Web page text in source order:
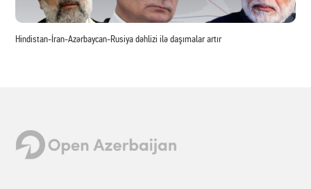
Hindistan-İran-Azərbaycan-Rusiya dəhlizi ilə daşımalar artır